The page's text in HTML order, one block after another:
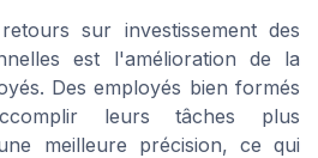
sur investissement des
est l'amélioration de la
Des employés bien formés
leurs tâches plus
meilleure précision, ce qui